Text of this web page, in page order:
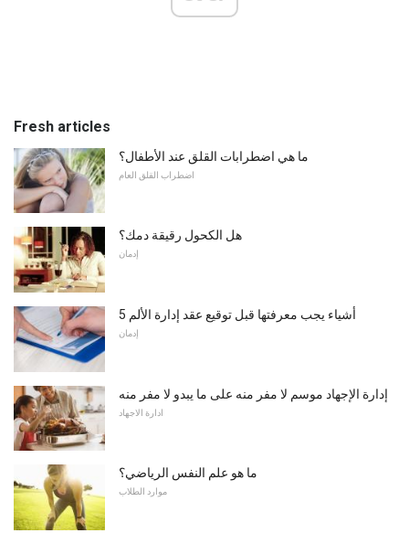
Fresh articles
ما هي اضطرابات القلق عند الأطفال؟
اضطراب القلق العام
هل الكحول رقيقة دمك؟
إدمان
5 أشياء يجب معرفتها قبل توقيع عقد إدارة الألم
إدمان
إدارة الإجهاد موسم لا مفر منه على ما يبدو لا مفر منه
ادارة الاجهاد
ما هو علم النفس الرياضي؟
موارد الطلاب